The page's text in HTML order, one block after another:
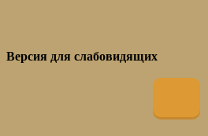
Версия для слабовидящих